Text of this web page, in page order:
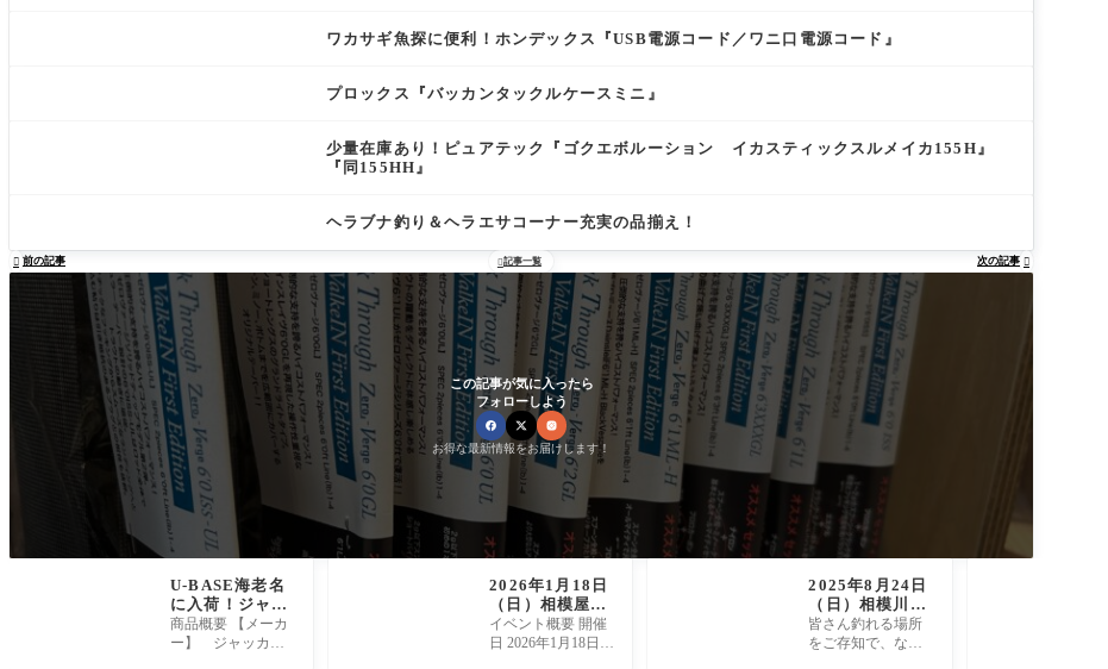
ワカサギ魚探に便利！ホンデックス『USB電源コード／ワニ口電源コード』
プロックス『バッカンタックルケースミニ』
少量在庫あり！ピュアテック『ゴクエボルーション イカスティックスルメイカ155H』
『同155HH』
ヘラブナ釣り＆ヘラエサコーナー充実の品揃え！
 前の記事 記事一覧 次の記事 
この記事が気に入ったら
フォローしよう
お得な最新情報をお届けします！
U-BASE海老名
に入荷！ジャッ
カル『ティモン
ちびペピーノ』
商品概要 【メーカ
ー】 ジャッカル
2026年1月18日
（日）相模屋ア
マダイ船釣り体
験会＆講習会開
イベント概要 開催
日 2026年1月18日
2025年8月24日
（日）相模川釣
果 友釣り ko
ko様
皆さん釣れる場所
をご存知で、なか